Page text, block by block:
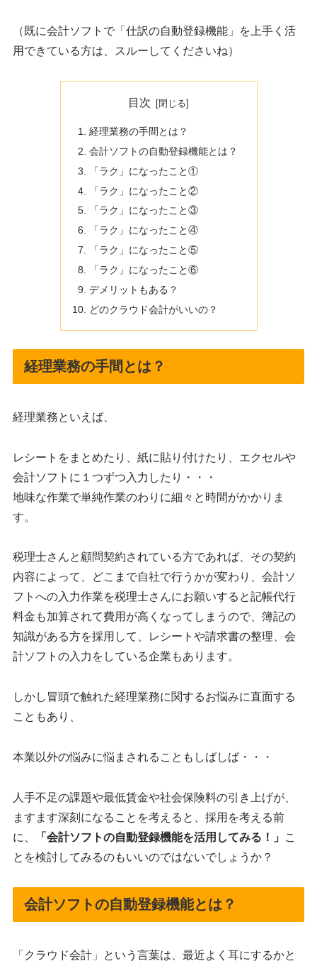
（既に会計ソフトで「仕訳の自動登録機能」を上手く活
用できている方は、スルーしてくださいね）
目次
経理業務の手間とは？
会計ソフトの自動登録機能とは？
「ラク」になったこと①
「ラク」になったこと②
「ラク」になったこと③
「ラク」になったこと④
「ラク」になったこと⑤
「ラク」になったこと⑥
デメリットもある？
どのクラウド会計がいいの？
経理業務の手間とは？
経理業務といえば、
レシートをまとめたり、紙に貼り付けたり、エクセルや
会計ソフトに１つずつ入力したり・・・
地味な作業で単純作業のわりに細々と時間がかかりま
す。
税理士さんと顧問契約されている方であれば、その契約
内容によって、どこまで自社で行うかが変わり、会計ソ
フトへの入力作業を税理士さんにお願いすると記帳代行
料金も加算されて費用が高くなってしまうので、簿記の
知識がある方を採用して、レシートや請求書の整理、会
計ソフトの入力をしている企業もあります。
しかし冒頭で触れた経理業務に関するお悩みに直面する
こともあり、
本業以外の悩みに悩まされることもしばしば・・・
人手不足の課題や最低賃金や社会保険料の引き上げが、
ますます深刻になることを考えると、採用を考える前
に、
「会計ソフトの自動登録機能を活用してみる！」 こ
とを検討してみるのもいいのではないでしょうか？
会計ソフトの自動登録機能とは？
「クラウド会計」という言葉は、最近よく耳にするかと